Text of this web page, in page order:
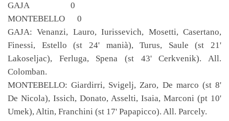
GAJA 0
MONTEBELLO 0
GAJA: Venanzi, Lauro, Iurissevich, Mosetti, Casertano,
Finessi, Estello (st 24' manià), Turus, Saule (st 21'
Lakoseljac), Ferluga, Spena (st 43' Cerkvenik). All.
Colomban.
MONTEBELLO: Giardirri, Svigelj, Zaro, De marco (st 8'
De Nicola), Issich, Donato, Asselti, Isaia, Marconi (pt 10'
Umek), Altin, Franchini (st 17' Papapicco). All. Parcely.